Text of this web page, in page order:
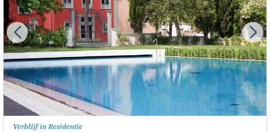
Verblijf in Residentie